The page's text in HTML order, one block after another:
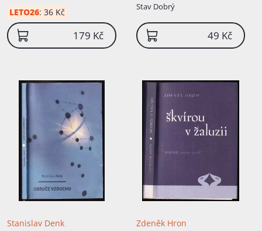
LETO26: 36 Kč
179 Kč
Stav Dobrý
49 Kč
Stanislav Denk
Zdeněk Hron